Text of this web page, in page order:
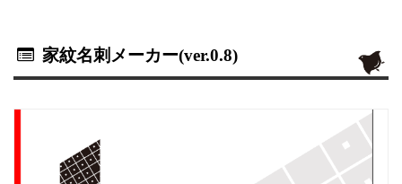
家紋名刺メーカー(ver.0.8)